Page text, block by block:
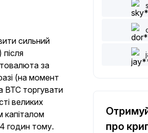
сильний
за
(на момент
BTC торгувати
великих
капіталом
годин тому.
про